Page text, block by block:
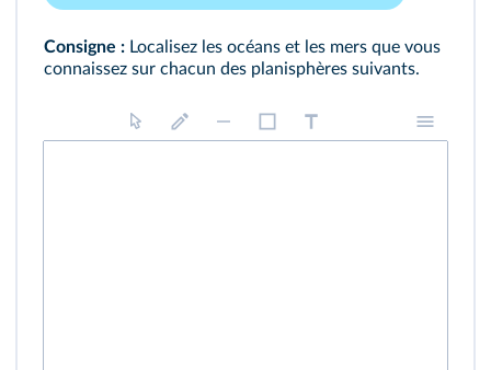
Consigne : Localisez les océans et les mers que vous
connaissez sur chacun des planisphères suivants.